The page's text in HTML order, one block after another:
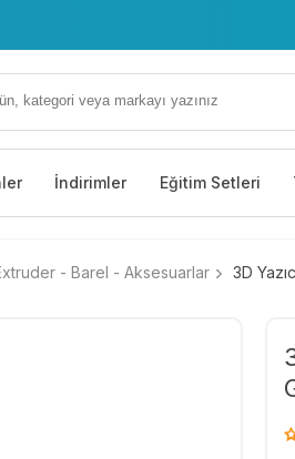
İndirimler Eğitim Setleri
- Barel - Aksesuarlar 3D